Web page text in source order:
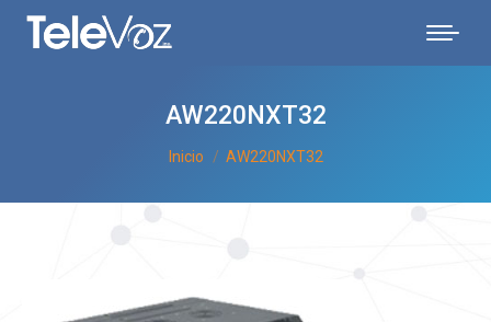
AW220NXT32
Estás aquí:
Inicio AW220NXT32